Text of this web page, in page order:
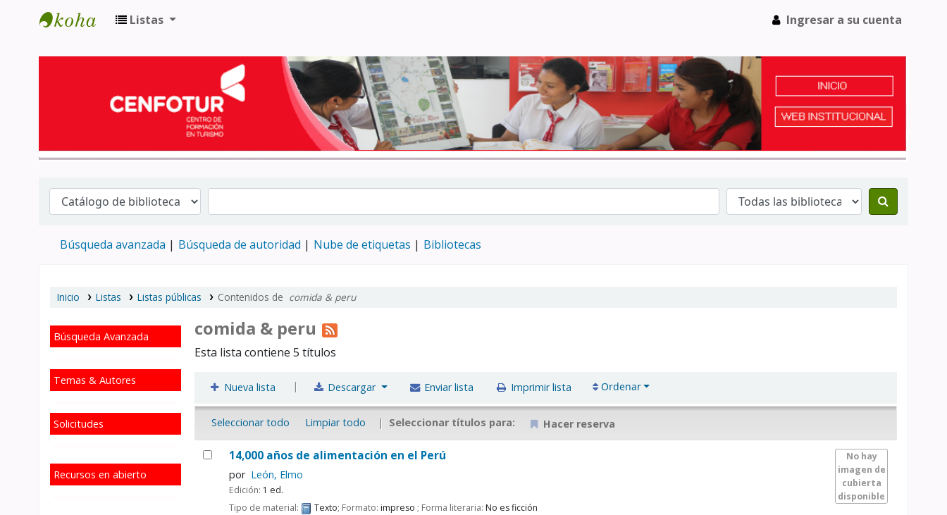
Listas Ingresar a su cuenta
Búsqueda avanzada Búsqueda de autoridad Nube de etiquetas Bibliotecas
Inicio Listas Listas públicas Contenidos de comida & peru
Búsqueda Avanzada
Temas & Autores
Solicitudes
Recursos en abierto
comida & peru
Esta lista contiene 5 títulos
Nueva lista | Descargar Enviar lista Imprimir lista Ordenar
Seleccionar todo Limpiar todo Seleccionar títulos para: Hacer reserva
No hay
imagen de
cubierta
disponible
14,000 años de alimentación en el Perú
por León, Elmo
Edición: 1 ed.
Tipo de material:
Texto; Formato:impreso ; Forma literaria:No es ficción